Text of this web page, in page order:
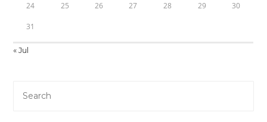
24 25 26 27 28 29 30
31
« Jul